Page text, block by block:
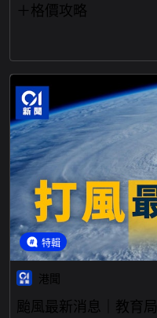
＋格價攻略
特輯
港聞
颱風最新消息｜教育